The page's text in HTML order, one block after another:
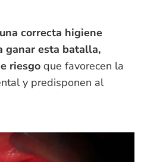
una correcta higiene
ganar esta batalla,
riesgoque favorecen la
y predisponen al